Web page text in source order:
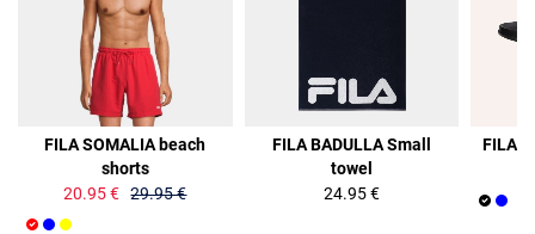
FILA SOMALIA beach
shorts
20.95 € 29.95 €
FILA BADULLA Small
towel
24.95 €
FILA